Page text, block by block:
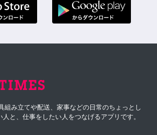
組み立てや配送、家事などの日常のちょっとし
と、仕事をしたい人をつなげるアプリです。